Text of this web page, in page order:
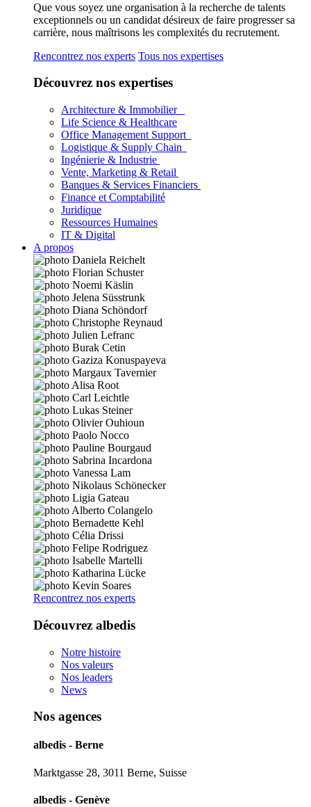
Que vous soyez une organisation à la recherche de talents
exceptionnels ou un candidat désireux de faire progresser sa
carrière, nous maîtrisons les complexités du recrutement.
Rencontrez nos experts Tous nos expertises
Découvrez nos expertises
Architecture & Immobilier
Life Science & Healthcare
Office Management Support
Logistique & Supply Chain
Ingénierie & Industrie
Vente, Marketing & Retail
Banques & Services Financiers
Finance et Comptabilité
Juridique
Ressources Humaines
IT & Digital
A propos
Rencontrez nos experts
Découvrez albedis
Notre histoire
Nos valeurs
Nos leaders
News
Nos agences
albedis - Berne
Marktgasse 28, 3011 Berne, Suisse
albedis - Genève